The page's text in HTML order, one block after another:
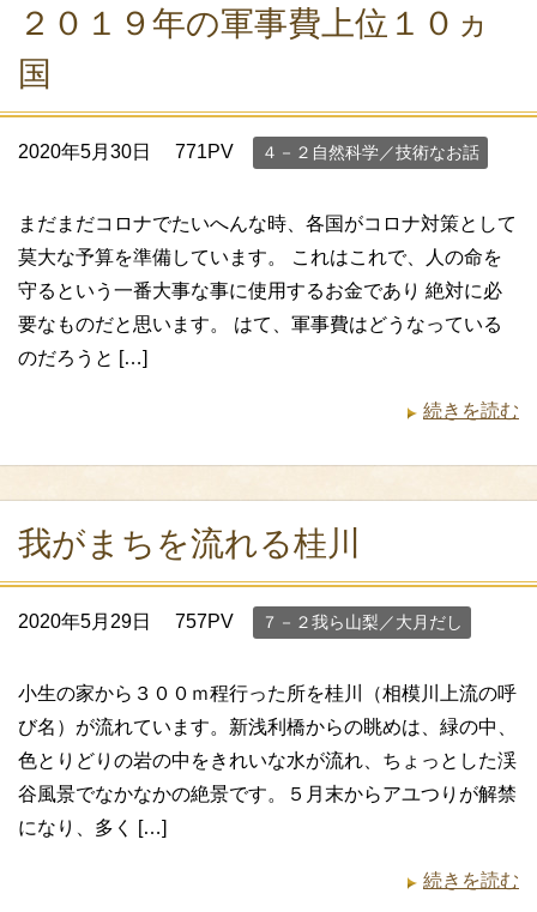
２０１９年の軍事費上位１０ヵ
国
2020年5月30日 771PV ４－２自然科学／技術なお話
まだまだコロナでたいへんな時、各国がコロナ対策として
莫大な予算を準備しています。 これはこれで、人の命を
守るという一番大事な事に使用するお金であり 絶対に必
要なものだと思います。 はて、軍事費はどうなっている
のだろうと […]
続きを読む
我がまちを流れる桂川
2020年5月29日 757PV ７－２我ら山梨／大月だし
小生の家から３００ｍ程行った所を桂川（相模川上流の呼
び名）が流れています。新浅利橋からの眺めは、緑の中、
色とりどりの岩の中をきれいな水が流れ、ちょっとした渓
谷風景でなかなかの絶景です。５月末からアユつりが解禁
になり、多く […]
続きを読む